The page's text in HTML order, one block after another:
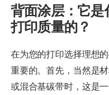
背面涂层：它
打印质量的？
在为您的打印选择理想
重要的。首先，当然是
或混合基碳带时，这是